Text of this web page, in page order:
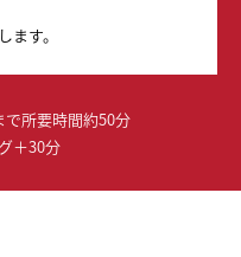
ます。
所要時間約50分
＋30分